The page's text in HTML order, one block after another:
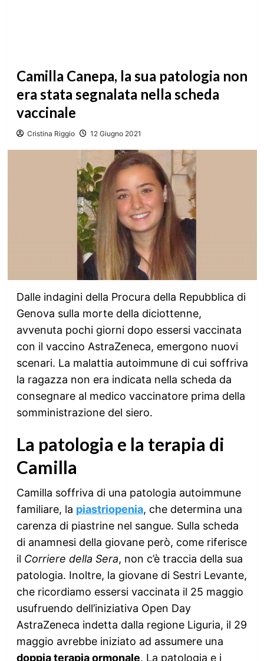
Camilla Canepa, la sua patologia non
era stata segnalata nella scheda
vaccinale
Cristina Riggio 12 Giugno 2021
Dalle indagini della Procura della Repubblica di
Genova sulla morte della diciottenne,
avvenuta pochi giorni dopo essersi vaccinata
con il vaccino AstraZeneca, emergono nuovi
scenari. La malattia autoimmune di cui soffriva
la ragazza non era indicata nella scheda da
consegnare al medico vaccinatore prima della
somministrazione del siero.
La patologia e la terapia di
Camilla
Camilla soffriva di una patologia autoimmune
familiare, la piastriopenia, che determina una
carenza di piastrine nel sangue. Sulla scheda
di anamnesi della giovane però, come riferisce
il Corriere della Sera, non c’è traccia della sua
patologia. Inoltre, la giovane di Sestri Levante,
che ricordiamo essersi vaccinata il 25 maggio
usufruendo dell’iniziativa Open Day
AstraZeneca indetta dalla regione Liguria, il 29
maggio avrebbe iniziato ad assumere una
doppia terapia ormonale. La patologia e i